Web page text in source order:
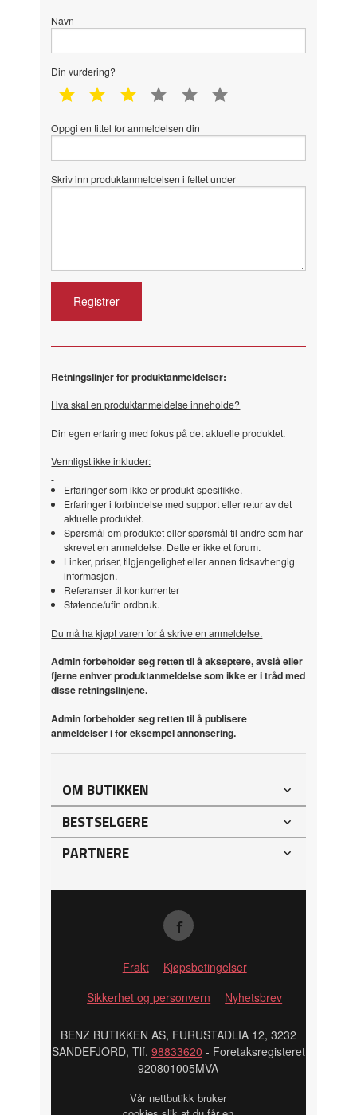
Navn
Din vurdering?
1 star 2 star 3 star 4 star 5 star
Oppgi en tittel for anmeldelsen din
Skriv inn produktanmeldelsen i feltet under
Retningslinjer for produktanmeldelser:
Hva skal en produktanmeldelse inneholde?
Din egen erfaring med fokus på det aktuelle produktet.
Vennligst ikke inkluder:
Erfaringer som ikke er produkt-spesifikke.
Erfaringer i forbindelse med support eller retur av det
aktuelle produktet.
Spørsmål om produktet eller spørsmål til andre som har
skrevet en anmeldelse. Dette er ikke et forum.
Linker, priser, tilgjengelighet eller annen tidsavhengig
informasjon.
Referanser til konkurrenter
Støtende/ufin ordbruk.
Du må ha kjøpt varen for å skrive en anmeldelse.
Admin forbeholder seg retten til å akseptere, avslå eller
fjerne enhver produktanmeldelse som ikke er i tråd med
disse retningslinjene.
Admin forbeholder seg retten til å publisere
anmeldelser i for eksempel annonsering.
OM BUTIKKEN
BESTSELGERE
PARTNERE
Frakt
Kjøpsbetingelser
Sikkerhet og personvern
Nyhetsbrev
BENZ BUTIKKEN AS, FURUSTADLIA 12, 3232
SANDEFJORD, Tlf. 98833620 - Foretaksregisteret
920801005MVA
Vår nettbutikk bruker